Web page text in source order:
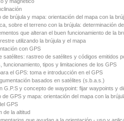
de brújula y mapa: orientación del mapa con la
sobre el terreno con la brújula: determinación
que alteran el buen funcionamiento de la
utilizando la brújula y el mapa
con GPS
satélites: rastreo de satélites y códigos emitidos
funcionamiento, tipos y limitaciones de los GPS
el GPS: toma e introducción en el GPS
basados en satélites (s.b.a.s.)
G.P.S y concepto de waypoint: fijar waypoints y
de GPS y mapa: orientación del mapa con la
GPS
de la altitud